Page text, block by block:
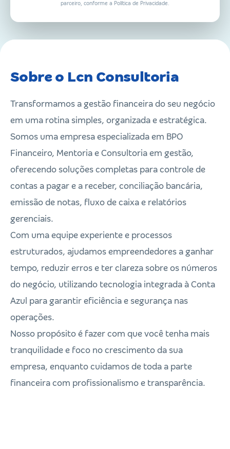
parceiro, conforme a Política de Privacidade.
Sobre o Lcn Consultoria
Transformamos a gestão financeira do seu negócio
em uma rotina simples, organizada e estratégica.
Somos uma empresa especializada em BPO
Financeiro, Mentoria e Consultoria em gestão,
oferecendo soluções completas para controle de
contas a pagar e a receber, conciliação bancária,
emissão de notas, fluxo de caixa e relatórios
gerenciais.
Com uma equipe experiente e processos
estruturados, ajudamos empreendedores a ganhar
tempo, reduzir erros e ter clareza sobre os números
do negócio, utilizando tecnologia integrada à Conta
Azul para garantir eficiência e segurança nas
operações.
Nosso propósito é fazer com que você tenha mais
tranquilidade e foco no crescimento da sua
empresa, enquanto cuidamos de toda a parte
financeira com profissionalismo e transparência.